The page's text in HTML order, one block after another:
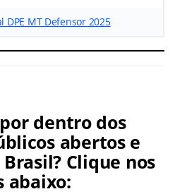
MT Defensor 2025
dentro dos
abertos e
Clique nos
abaixo: